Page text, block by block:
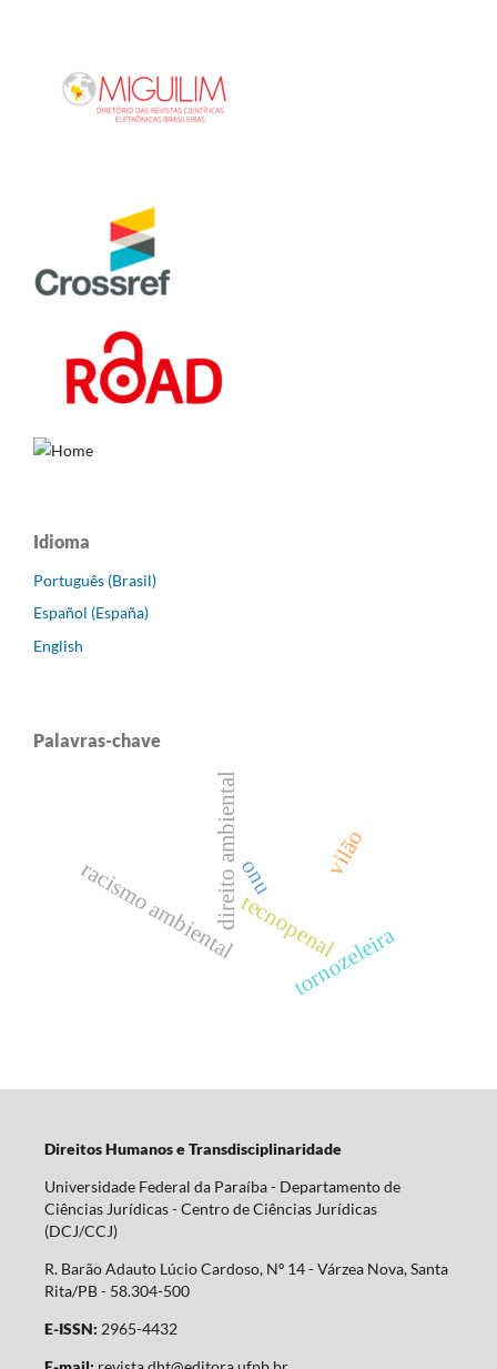
Idioma
Português (Brasil)
Español (España)
English
Palavras-chave
tornozeleira
tecnopenal
vilão
direito ambiental
racismo ambientalonu
Direitos Humanos e Transdisciplinaridade
Universidade Federal da Paraíba - Departamento de
Ciências Jurídicas - Centro de Ciências Jurídicas
(DCJ/CCJ)
R. Barão Adauto Lúcio Cardoso, Nº 14 - Várzea Nova, Santa
Rita/PB - 58.304-500
E-ISSN: 2965-4432